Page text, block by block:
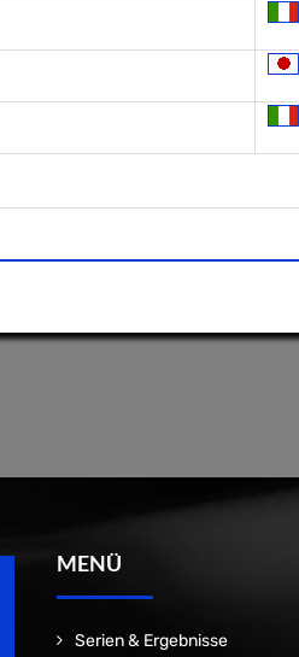
MENÜ
Serien & Ergebnisse